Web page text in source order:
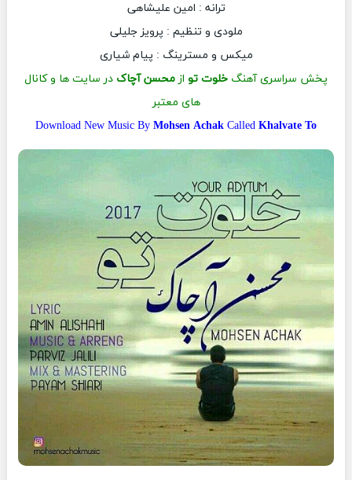
ترانه : امین علیشاهی
ملودی و تنظیم : پرویز جلیلی
میکس و مسترینگ : پیام شیاری
پخش سراسری آهنگ خلوت تو از محسن آچاک در سایت ها و کانال
های معتبر
Download New Music By Mohsen Achak Called Khalvate To